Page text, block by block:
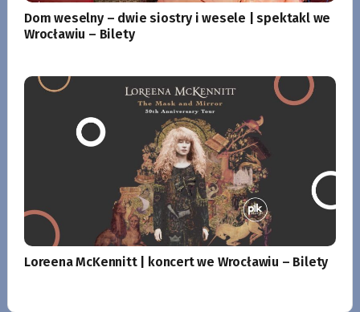
Dom weselny – dwie siostry i wesele | spektakl we
Wrocławiu – Bilety
Loreena McKennitt | koncert we Wrocławiu – Bilety